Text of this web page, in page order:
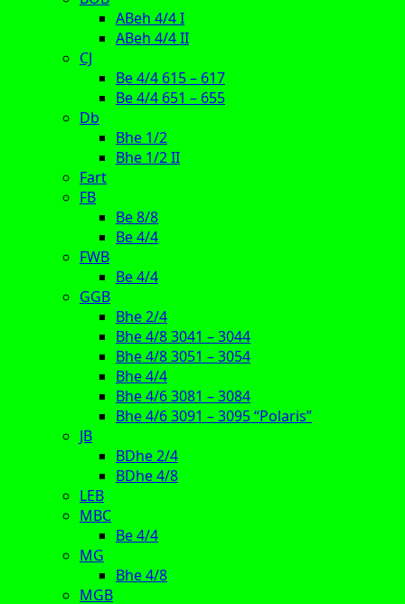
ABeh 4/4 I
ABeh 4/4 II
CJ
Be 4/4 615 – 617
Be 4/4 651 – 655
Db
Bhe 1/2
Bhe 1/2 II
Fart
FB
Be 8/8
Be 4/4
FWB
Be 4/4
GGB
Bhe 2/4
Bhe 4/8 3041 – 3044
Bhe 4/8 3051 – 3054
Bhe 4/4
Bhe 4/6 3081 – 3084
Bhe 4/6 3091 – 3095 “Polaris”
JB
BDhe 2/4
BDhe 4/8
LEB
MBC
Be 4/4
MG
Bhe 4/8
MGB